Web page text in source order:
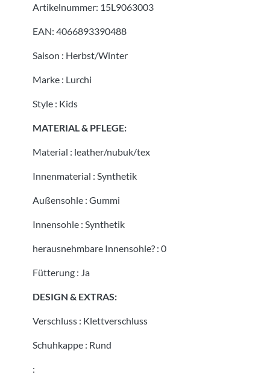
Artikelnummer: 15L9063003
EAN: 4066893390488
Saison : Herbst/Winter
Marke : Lurchi
Style : Kids
MATERIAL & PFLEGE:
Material : leather/nubuk/tex
Innenmaterial : Synthetik
Außensohle : Gummi
Innensohle : Synthetik
herausnehmbare Innensohle? : 0
Fütterung : Ja
DESIGN & EXTRAS:
Verschluss : Klettverschluss
Schuhkappe : Rund
: